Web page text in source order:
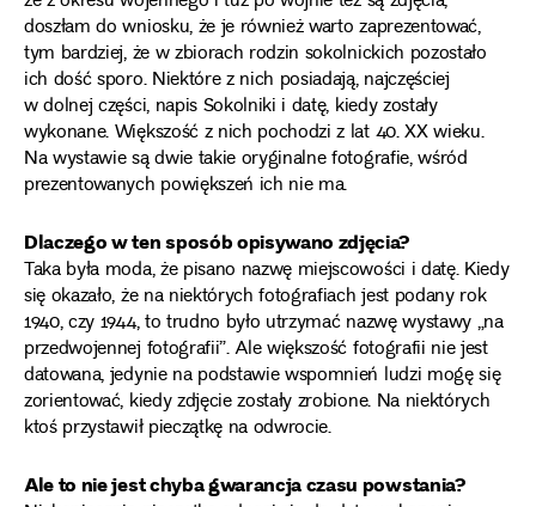
doszłam do wniosku, że je również warto zaprezentować,
tym bardziej, że w zbiorach rodzin sokolnickich pozostało
ich dość sporo. Niektóre z nich posiadają, najczęściej
w dolnej części, napis Sokolniki i datę, kiedy zostały
wykonane. Większość z nich pochodzi z lat 40. XX wieku.
Na wystawie są dwie takie oryginalne fotografie, wśród
prezentowanych powiększeń ich nie ma.
Dlaczego w ten sposób opisywano zdjęcia?
Taka była moda, że pisano nazwę miejscowości i datę. Kiedy
się okazało, że na niektórych fotografiach jest podany rok
1940, czy 1944, to trudno było utrzymać nazwę wystawy „na
przedwojennej fotografii”. Ale większość fotografii nie jest
datowana, jedynie na podstawie wspomnień ludzi mogę się
zorientować, kiedy zdjęcie zostały zrobione. Na niektórych
ktoś przystawił pieczątkę na odwrocie.
Ale to nie jest chyba gwarancja czasu powstania?